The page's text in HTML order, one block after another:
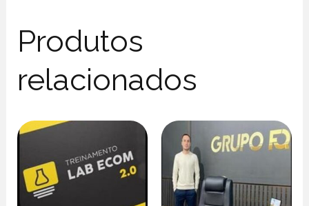
Produtos
relacionados